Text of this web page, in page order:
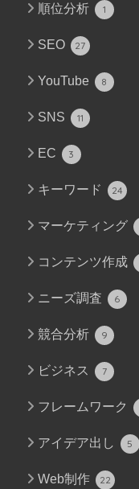
順位分析 1
SEO 27
YouTube 8
SNS 11
EC 3
キーワード 24
マーケティング
コンテンツ作成
ニーズ調査 6
競合分析 9
ビジネス 7
フレームワーク
アイデア出し 5
Web制作 22